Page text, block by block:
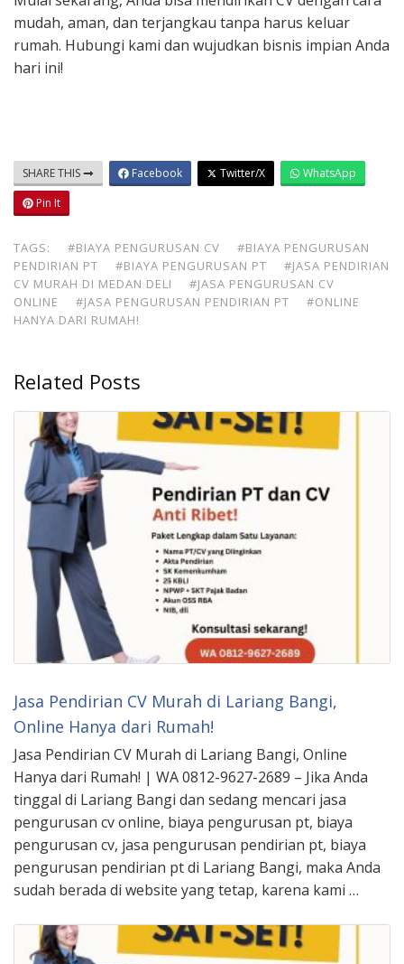
mudah, aman, dan terjangkau tanpa harus keluar
rumah. Hubungi kami dan wujudkan bisnis impian Anda
hari ini!
SHARE THIS Facebook Twitter/X
WhatsApp
Pin It
TAGS: #BIAYA PENGURUSAN CV
#BIAYA PENGURUSAN
PENDIRIAN PT
#BIAYA PENGURUSAN PT
#JASA PENDIRIAN
CV MURAH DI MEDAN DELI
#JASA PENGURUSAN CV
ONLINE
#JASA PENGURUSAN PENDIRIAN PT
#ONLINE
HANYA DARI RUMAH!
Related Posts
Jasa Pendirian CV Murah di Lariang Bangi,
Online Hanya dari Rumah!
Jasa Pendirian CV Murah di Lariang Bangi, Online
Hanya dari Rumah! | WA 0812-9627-2689 – Jika Anda
tinggal di Lariang Bangi dan sedang mencari jasa
pengurusan cv online, biaya pengurusan pt, biaya
pengurusan cv, jasa pengurusan pendirian pt, biaya
pengurusan pendirian pt di Lariang Bangi, maka Anda
sudah berada di website yang tetap, karena kami …